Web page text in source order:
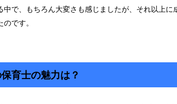
中で、もちろん大変さも感じましたが、それ以上に
です。
育士の魅力は？